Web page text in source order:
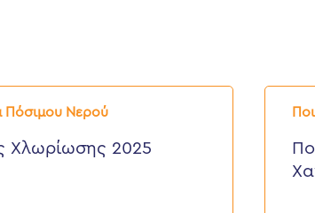
Πόσιμου Νερού
Χλωρίωσης 2025
νερού
Δήμο
Χανίων
2025